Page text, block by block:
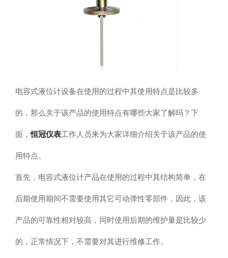
电容式液位计设备在使用的过程中其使用特点是比较多
的，那么关于该产品的使用特点有哪些大家了解吗？下
面，恒冠仪表工作人员来为大家详细介绍关于该产品的使
用特点。
首先，电容式液位计产品在使用的过程中其结构简单，在
后期使用期间不需要使用其它可动弹性零部件，因此，该
产品的可靠性相对较高，同时使用后期的维护量是比较少
的，正常情况下，不需要对其进行维修工作。